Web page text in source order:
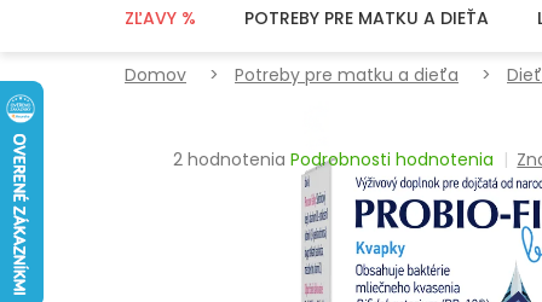
ZĽAVY % POTREBY PRE MATKU A DIEŤA
Domov Potreby pre matku a dieťa
Priemerné
2 hodnotenia Podrobnosti hodnotenia